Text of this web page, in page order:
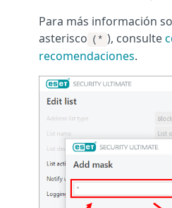
Para más información
asterisco (* ), consulte
recomendaciones.